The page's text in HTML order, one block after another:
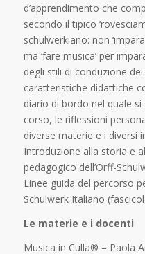
d’apprendimento che
secondo il tipico
schulwerkiano: non
ma ‘fare musica’ per
degli stili di conduzione
caratteristiche didattiche
diario di bordo nel quale
corso, le riflessioni
diverse materie e i diversi
Introduzione alla storia e
pedagogico dell’Orff-
Linee guida del percorso
Schulwerk Italiano
Le materie e i docenti
Musica in Culla® – Paola